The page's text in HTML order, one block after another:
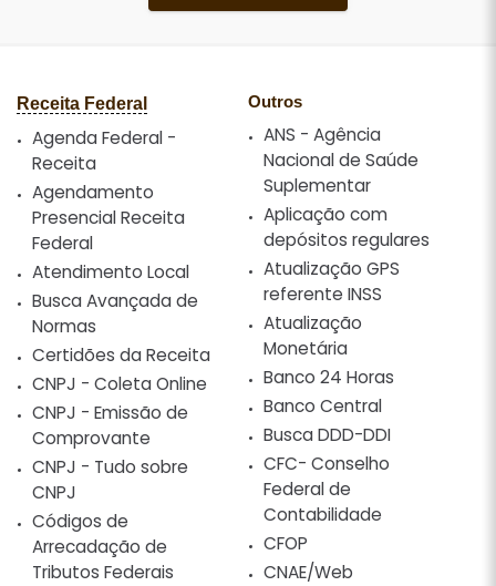
Receita Federal
Agenda Federal -
Receita
Agendamento
Presencial Receita
Federal
Atendimento Local
Busca Avançada de
Normas
Certidões da Receita
CNPJ - Coleta Online
CNPJ - Emissão de
Comprovante
CNPJ - Tudo sobre
CNPJ
Códigos de
Arrecadação de
Tributos Federais
Outros
ANS - Agência
Nacional de Saúde
Suplementar
Aplicação com
depósitos regulares
Atualização GPS
referente INSS
Atualização
Monetária
Banco 24 Horas
Banco Central
Busca DDD-DDI
CFC- Conselho
Federal de
Contabilidade
CFOP
CNAE/Web